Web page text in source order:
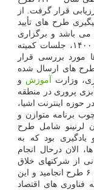
قرار گرفت. از
طرح های تأیید
می باشد و برگزاری
جلسه با مجریان طرح ها بود. در طول سال ۱۴۰۰، جلسات کمیته
مورد بررسی قرار
طرح های ارسال شده
وزارت
آموزش و
پروری در منطقه
حوزه اینترنت اشیا،
برنامه متوازن و
لرنینو شامل طرح
یادگیری بود که به
طرح ها، الان درحال انجام
از شرکتهای خلاق
دیجیتال بود که به برگزیده شدن ۶ طرح انجامید و این
فناوری های اقتصاد